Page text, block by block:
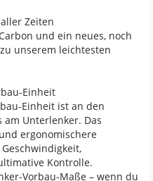
Zeiten
und ein neues, noch
unserem leichtesten
Einheit
Einheit ist an den
Unterlenker. Das
ergonomischere
Kontrolle.
Vorbau-Maße – wenn du